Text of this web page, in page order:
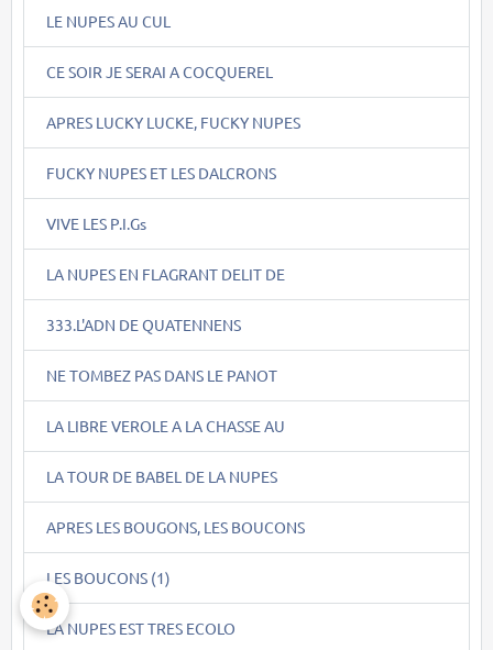
LE NUPES AU CUL
CE SOIR JE SERAI A COCQUEREL
APRES LUCKY LUCKE, FUCKY NUPES
FUCKY NUPES ET LES DALCRONS
VIVE LES P.I.Gs
LA NUPES EN FLAGRANT DELIT DE
333.L'ADN DE QUATENNENS
NE TOMBEZ PAS DANS LE PANOT
LA LIBRE VEROLE A LA CHASSE AU
LA TOUR DE BABEL DE LA NUPES
APRES LES BOUGONS, LES BOUCONS
LES BOUCONS (1)
LA NUPES EST TRES ECOLO